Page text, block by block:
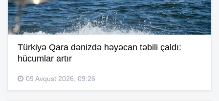
Türkiyə Qara dənizdə həyəcan təbili çaldı:
hücumlar artır
09 Avqust 2026, 09:26